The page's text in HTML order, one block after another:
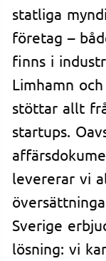
statliga
företag –
finns i
Limhamn
stöttar allt
startups.
levererar vi
Sverige
lösning: vi